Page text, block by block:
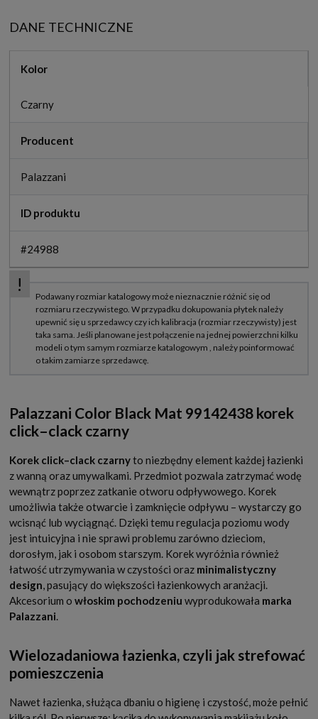
DANE TECHNICZNE
Kolor
Czarny
Producent
Palazzani
ID produktu
#24988
Palazzani Color Black Mat 99142438 korek
click–clack czarny
Korek click–clack czarnyto niezbędny element każdej łazienki
z wanną oraz umywalkami. Przedmiot pozwala zatrzymać wodę
wewnątrz poprzez zatkanie otworu odpływowego. Korek
umożliwia także otwarcie i zamknięcie odpływu – wystarczy go
wcisnąć lub wyciągnąć. Dzięki temu regulacja poziomu wody
jest intuicyjna i nie sprawi problemu zarówno dzieciom,
dorosłym, jak i osobom starszym. Korek wyróżnia również
łatwość utrzymywania w czystości oraz minimalistyczny
design, pasujący do większości łazienkowych aranżacji.
Akcesorium o włoskim pochodzeniu wyprodukowała marka
Palazzani.
Wielozadaniowa łazienka, czyli jak strefować
pomieszczenia
Nawet łazienka, służąca dbaniu o higienę i czystość, może pełnić